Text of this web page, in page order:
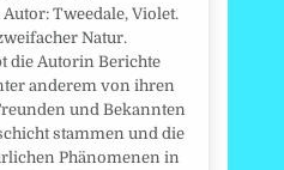
Tweedale, Violet.
Natur.
die Autorin Berichte
anderem von ihren
und Bekannten
stammen und die
Phänomenen in